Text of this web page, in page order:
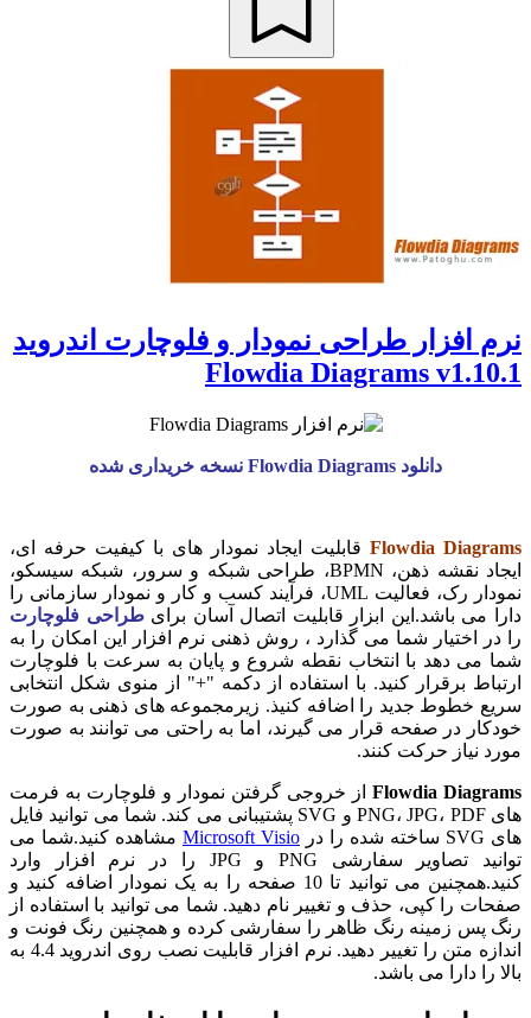
نرم افزار طراحی نمودار و فلوچارت اندروید
Flowdia Diagrams v1.10.1
دانلود Flowdia Diagrams نسخه خریداری شده
Flowdia Diagrams قابلیت ایجاد نمودار های با کیفیت حرفه ای،
ایجاد نقشه ذهن، BPMN، طراحی شبکه و سرور، شبکه سیسکو،
نمودار رک، فعالیت UML، فرآیند کسب و کار و نمودار سازمانی را
دارا می باشد.این ابزار قابلیت اتصال آسان برایطراحی فلوچارت
را در اختیار شما می گذارد ، روش ذهنی نرم افزار این امکان را به
شما می دهد با انتخاب نقطه شروع و پایان به سرعت با فلوچارت
ارتباط برقرار کنید. با استفاده از دکمه "+" از منوی شکل انتخابی
سریع خطوط جدید را اضافه کنیذ. زیرمجموعه های ذهنی به صورت
خودکار در صفحه قرار می گیرند، اما به راحتی می توانند به صورت
مورد نیاز حرکت کنند.
Flowdia Diagrams از خروجی گرفتن نمودار و فلوچارت به فرمت
های PNG، JPG، PDF و SVG پشتیبانی می کند. شما می توانید فایل
های SVG ساخته شده را در
Microsoft Visio مشاهده کنید.شما می
توانید تصاویر سفارشی PNG و JPG را در نرم افزار وارد
کنید.همچنین می توانید تا 10 صفحه را به یک نمودار اضافه کنید و
صفحات را کپی، حذف و تغییر نام دهید. شما می توانید با استفاده از
رنگ پس زمینه رنگ ظاهر را سفارشی کرده و همچنین رنگ فونت و
اندازه متن را تغییر دهید. نرم افزار قابلیت نصب روی اندروید 4.4 به
بالا را دارا می باشد.